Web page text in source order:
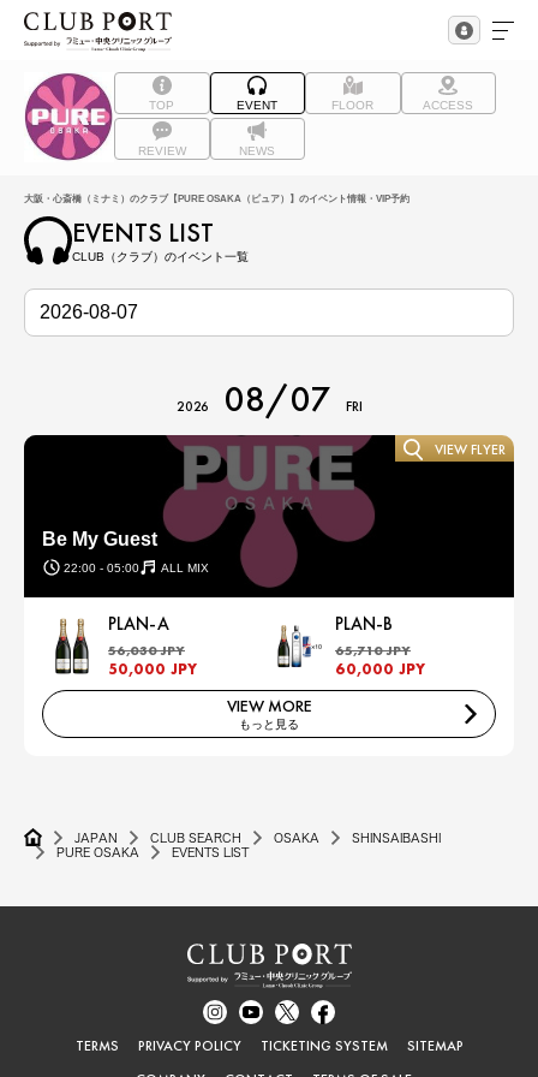
TOP EVENT FLOOR ACCESS
REVIEW NEWS
大阪・心斎橋（ミナミ）のクラブ【PURE OSAKA（ピュア）】のイベント情報・VIP予約
EVENTS LIST
CLUB（クラブ）のイベント一覧
2026 08/07 FRI
Be My Guest
22:00 - 05:00 ALL MIX
VIEW FLYER
PLAN-A
56,030 JPY
50,000 JPY
PLAN-B
65,710 JPY
60,000 JPY
VIEW MORE
もっと見る
JAPAN CLUB SEARCH OSAKA
SHINSAIBASHI
PURE OSAKA
EVENTS LIST
TERMS PRIVACY POLICY TICKETING SYSTEM
SITEMAP